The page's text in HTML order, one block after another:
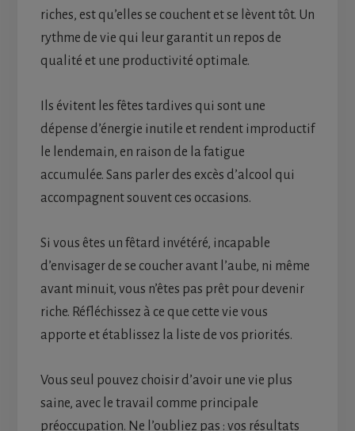
riches, est qu’elles se couchent et se lèvent tôt. Un
rythme de vie qui leur garantit un repos de
qualité et une productivité optimale.
Ils évitent les fêtes tardives qui sont une
dépense d’énergie inutile et rendent improductif
le lendemain, en raison de la fatigue
accumulée. Sans parler des excès d’alcool qui
accompagnent souvent ces occasions.
Si vous êtes un fêtard invétéré, incapable
d’envisager de se coucher avant l’aube, ni même
avant minuit, vous n’êtes pas prêt pour devenir
riche. Réfléchissez à ce que cette vie vous
apporte et établissez la liste de vos priorités.
Vous seul pouvez choisir d’avoir une vie plus
saine, avec le travail comme principale
préoccupation. Ne l’oubliez pas : vos résultats